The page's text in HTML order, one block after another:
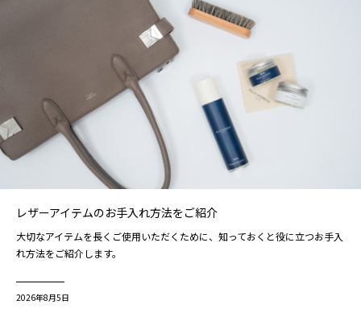
レザーアイテムのお手入れ方法をご紹介
大切なアイテムを長くご使用いただくために、知っておくと役に立つお手入
れ方法をご紹介します。
2026年8月5日